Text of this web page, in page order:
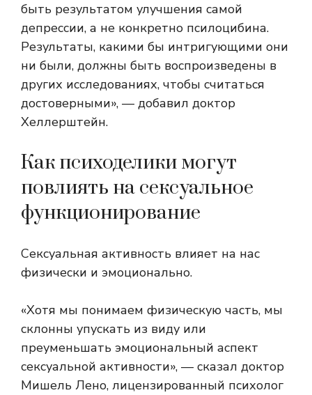
быть результатом улучшения самой
депрессии, а не конкретно псилоцибина.
Результаты, какими бы интригующими они
ни были, должны быть воспроизведены в
других исследованиях, чтобы считаться
достоверными», — добавил доктор
Хеллерштейн.
Как психоделики могут
повлиять на сексуальное
функционирование
Сексуальная активность влияет на нас
физически и эмоционально.
«Хотя мы понимаем физическую часть, мы
склонны упускать из виду или
преуменьшать эмоциональный аспект
сексуальной активности», — сказал доктор
Мишель Лено, лицензированный психолог